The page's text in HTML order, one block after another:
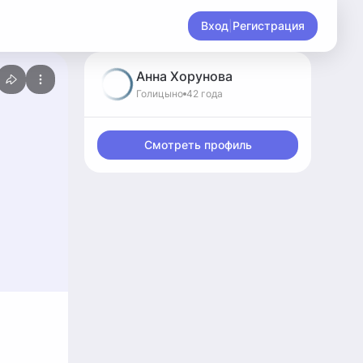
Вход Регистрация
Анна Хорунова
Голицыно 42 года
Смотреть профиль